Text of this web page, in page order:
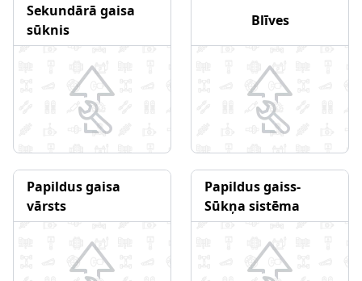
Sekundārā gaisa
sūknis
Blīves
Papildus gaisa
vārsts
Papildus gaiss-
Sūkņa sistēma